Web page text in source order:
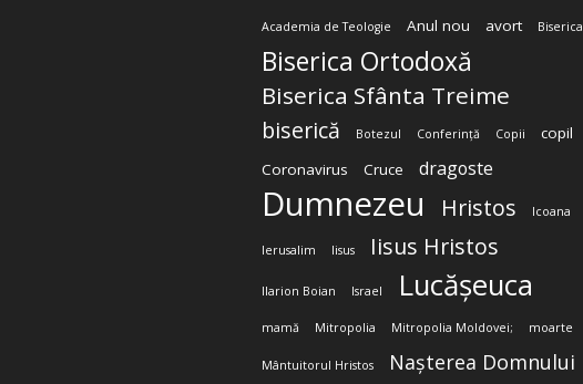
Academia de Teologie Anul nou avort Biserica
Biserica Ortodoxă
Biserica Sfânta Treime
biserică Botezul Conferință Copii
copil
Coronavirus
Cruce dragoste
Dumnezeu Hristos Icoana
Ierusalim Iisus Iisus Hristos
Ilarion Boian Israel Lucășeuca
mamă Mitropolia Mitropolia Moldovei; moarte
Mântuitorul Hristos Nașterea Domnului